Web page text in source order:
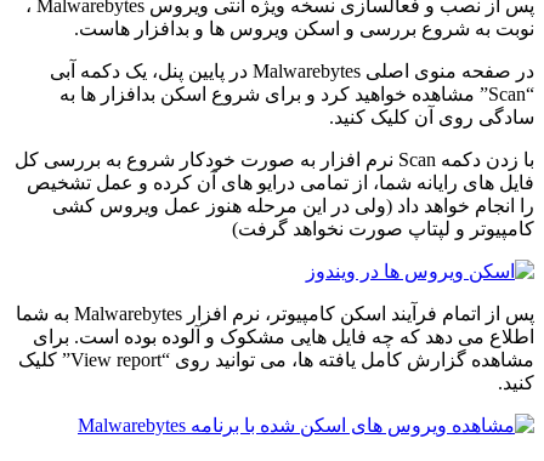
پس از نصب و فعالسازی نسخه ویژه آنتی ویروس Malwarebytes ،
نوبت به شروع بررسی و اسکن ویروس ها و بدافزار هاست.
در صفحه منوی اصلی Malwarebytes در پایین پنل، یک دکمه آبی
“Scan” مشاهده خواهید کرد و برای شروع اسکن بدافزار ها به
سادگی روی آن کلیک کنید.
با زدن دکمه Scan نرم افزار به صورت خودکار شروع به بررسی کل
فایل های رایانه شما، از تمامی درایو های آن کرده و عمل تشخیص
را انجام خواهد داد (ولی در این مرحله هنوز عمل ویروس کشی
کامپیوتر و لپتاپ صورت نخواهد گرفت)
پس از اتمام فرآیند اسکن کامپیوتر، نرم افزار Malwarebytes به شما
اطلاع می دهد که چه فایل هایی مشکوک و آلوده بوده است. برای
مشاهده گزارش کامل یافته ها، می توانید روی “View report” کلیک
کنید.